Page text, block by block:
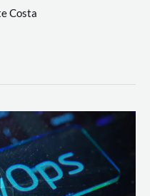
Costa